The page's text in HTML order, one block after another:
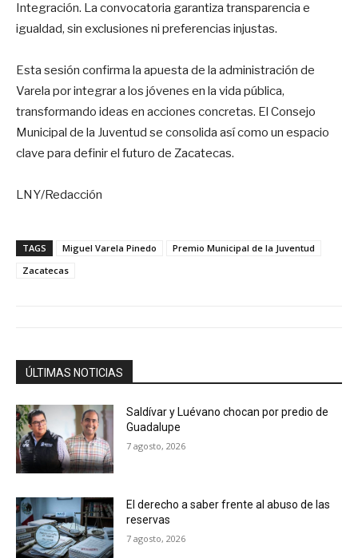
Integración. La convocatoria garantiza transparencia e
igualdad, sin exclusiones ni preferencias injustas.
Esta sesión confirma la apuesta de la administración de
Varela por integrar a los jóvenes en la vida pública,
transformando ideas en acciones concretas. El Consejo
Municipal de la Juventud se consolida así como un espacio
clave para definir el futuro de Zacatecas.
LNY/Redacción
TAGS Miguel Varela Pinedo
Premio Municipal de la Juventud
Zacatecas
ÚLTIMAS NOTICIAS
Saldívar y Luévano chocan por predio de
Guadalupe
7 agosto, 2026
El derecho a saber frente al abuso de las
reservas
7 agosto, 2026